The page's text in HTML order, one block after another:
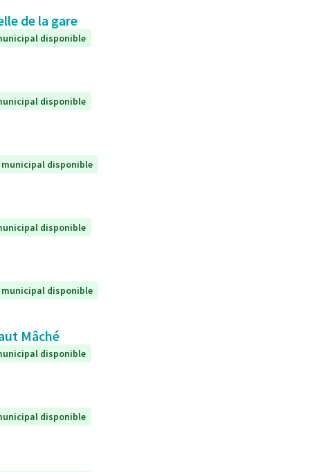
de la gare
disponible
disponible
municipal disponible
disponible
municipal disponible
Mâché
disponible
disponible